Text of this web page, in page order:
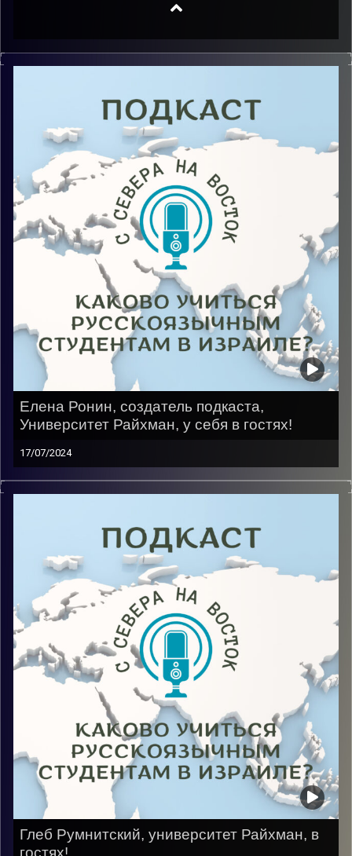
Елена Ронин, создатель подкаста,
Университет Райхман, у себя в гостях!
17/07/2024
Приглашая гостей каждый раз мне было интересно,
чтобы я рассказала, находясь на их месте, и каково
возможно грустным, сложным или весёлым, без
особых трудностей. Как создатель подкаста я тоже
решила поделиться своим опытом жизни, первыми
сложными месяцами, находясь в стране одной,
каково учиться в Израиле, а именно на Мехине, и
попытки поступить в университеты, а с этим мне
помогла гостья третьего выпуска Маргарита
Новохатская.
Image Credits:AudioVersity
Глеб Румнитский, университет Райхман, в